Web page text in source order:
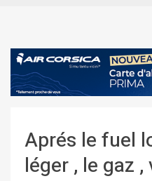
Aprés le fuel
léger , le gaz